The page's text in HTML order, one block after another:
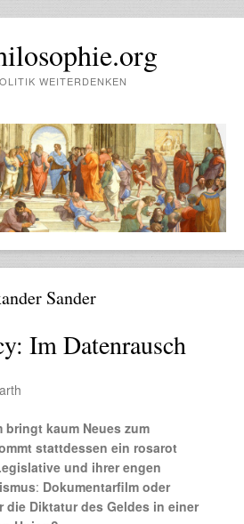
WEITERDENKEN
Sander
Im Datenrausch
kaum Neues zum
stattdessen ein rosarot
und ihrer engen
: Dokumentarfilm oder
die Diktatur des Geldes in einer